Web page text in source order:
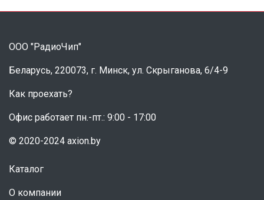
ООО "РадиоЧип"
Беларусь, 220073, г. Минск, ул. Скрыганова, 6/4-9
Как проехать?
Офис работает пн.-пт.: 9:00 - 17:00
© 2020-2024 axion.by
Каталог
О компании